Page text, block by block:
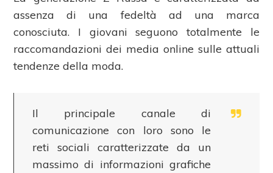
assenza di una fedeltà ad una marca
conosciuta. I giovani seguono totalmente le
raccomandazioni dei media online sulle attuali
tendenze della moda.
Il principale canale di
comunicazione con loro sono le
reti sociali caratterizzate da un
massimo di informazioni grafiche